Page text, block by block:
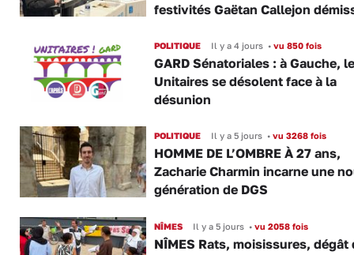
festivités Gaëtan Callejon
POLITIQUE Il y a 4 jours •vu 850 fois
GARD Sénatoriales : à Gauche,
Unitaires se désolent face à la
désunion
POLITIQUE Il y a 5 jours •vu 3268 fois
HOMME DE L’OMBRE À 27 ans,
Zacharie Charmin incarne une
génération de DGS
NÎMES Il y a 5 jours •vu 2058 fois
NÎMES Rats, moisissures, dégât